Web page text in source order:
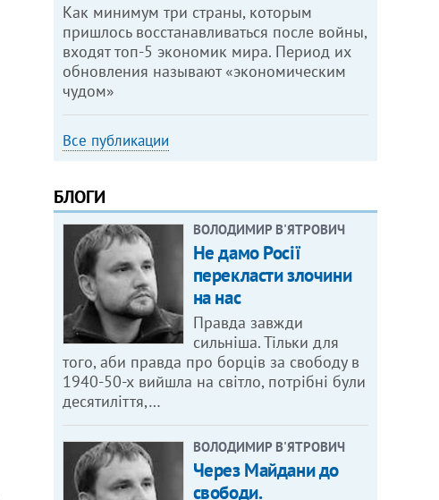
Как минимум три страны, которым
пришлось восстанавливаться после войны,
входят топ-5 экономик мира. Период их
обновления называют «экономическим
чудом»
Все публикации
БЛОГИ
ВОЛОДИМИР В'ЯТРОВИЧ
Не дамо Росії
перекласти злочини
на нас
Правда завжди
сильніша. Тільки для
того, аби правда про борців за свободу в
1940-50-х вийшла на світло, потрібні були
десятиліття,…
ВОЛОДИМИР В'ЯТРОВИЧ
Через Майдани до
свободи.